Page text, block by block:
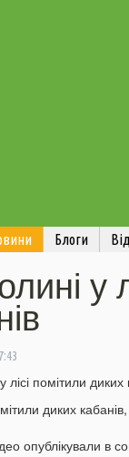
Блоги
у
диких
опублікували в